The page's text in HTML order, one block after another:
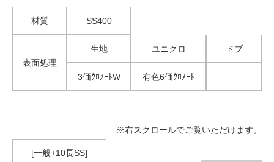
材質 SS400
表面処理
生地 ユニクロ ドブ
3価ｸﾛﾒｰﾄW 有色6価ｸﾛﾒｰﾄ
※右スクロールでご覧いただけます。
[一般+10長SS]